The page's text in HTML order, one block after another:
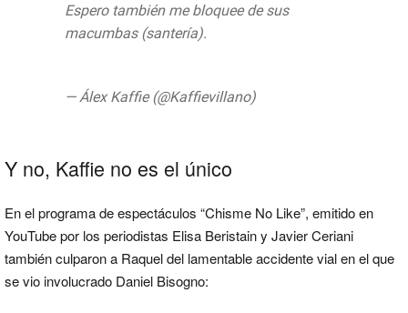
Espero también me bloquee de sus
macumbas (santería).
— Álex Kaffie (@Kaffievillano)
Y no, Kaffie no es el único
En el programa de espectáculos “Chisme No Like”, emitido en
YouTube por los periodistas Elisa Beristain y Javier Ceriani
también culparon a Raquel del lamentable accidente vial en el que
se vio involucrado Daniel Bisogno: